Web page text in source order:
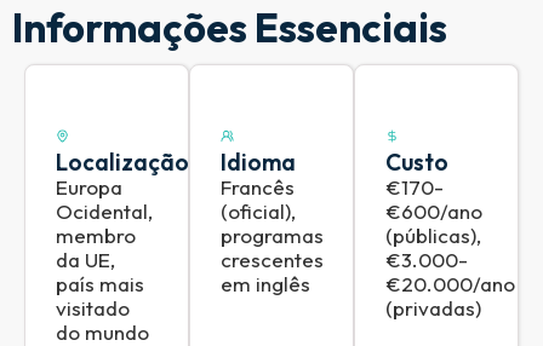
Informações Essenciais
Localização
Europa
Ocidental,
membro
da UE,
país mais
visitado
do mundo
Idioma
Francês
(oficial),
programas
crescentes
em inglês
Custo
€170-
€600/ano
(públicas),
€3.000-
€20.000/ano
(privadas)